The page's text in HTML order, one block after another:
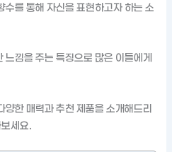
수를 통해 자신을 표현하고자 하는 소
낌을 주는 특징으로 많은 이들에게
한 매력과 추천 제품을 소개해드리
세요.